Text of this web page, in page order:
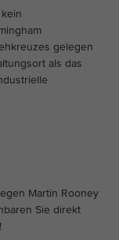
gelegen
als das
Martin Rooney
Sie direkt
verwendet um